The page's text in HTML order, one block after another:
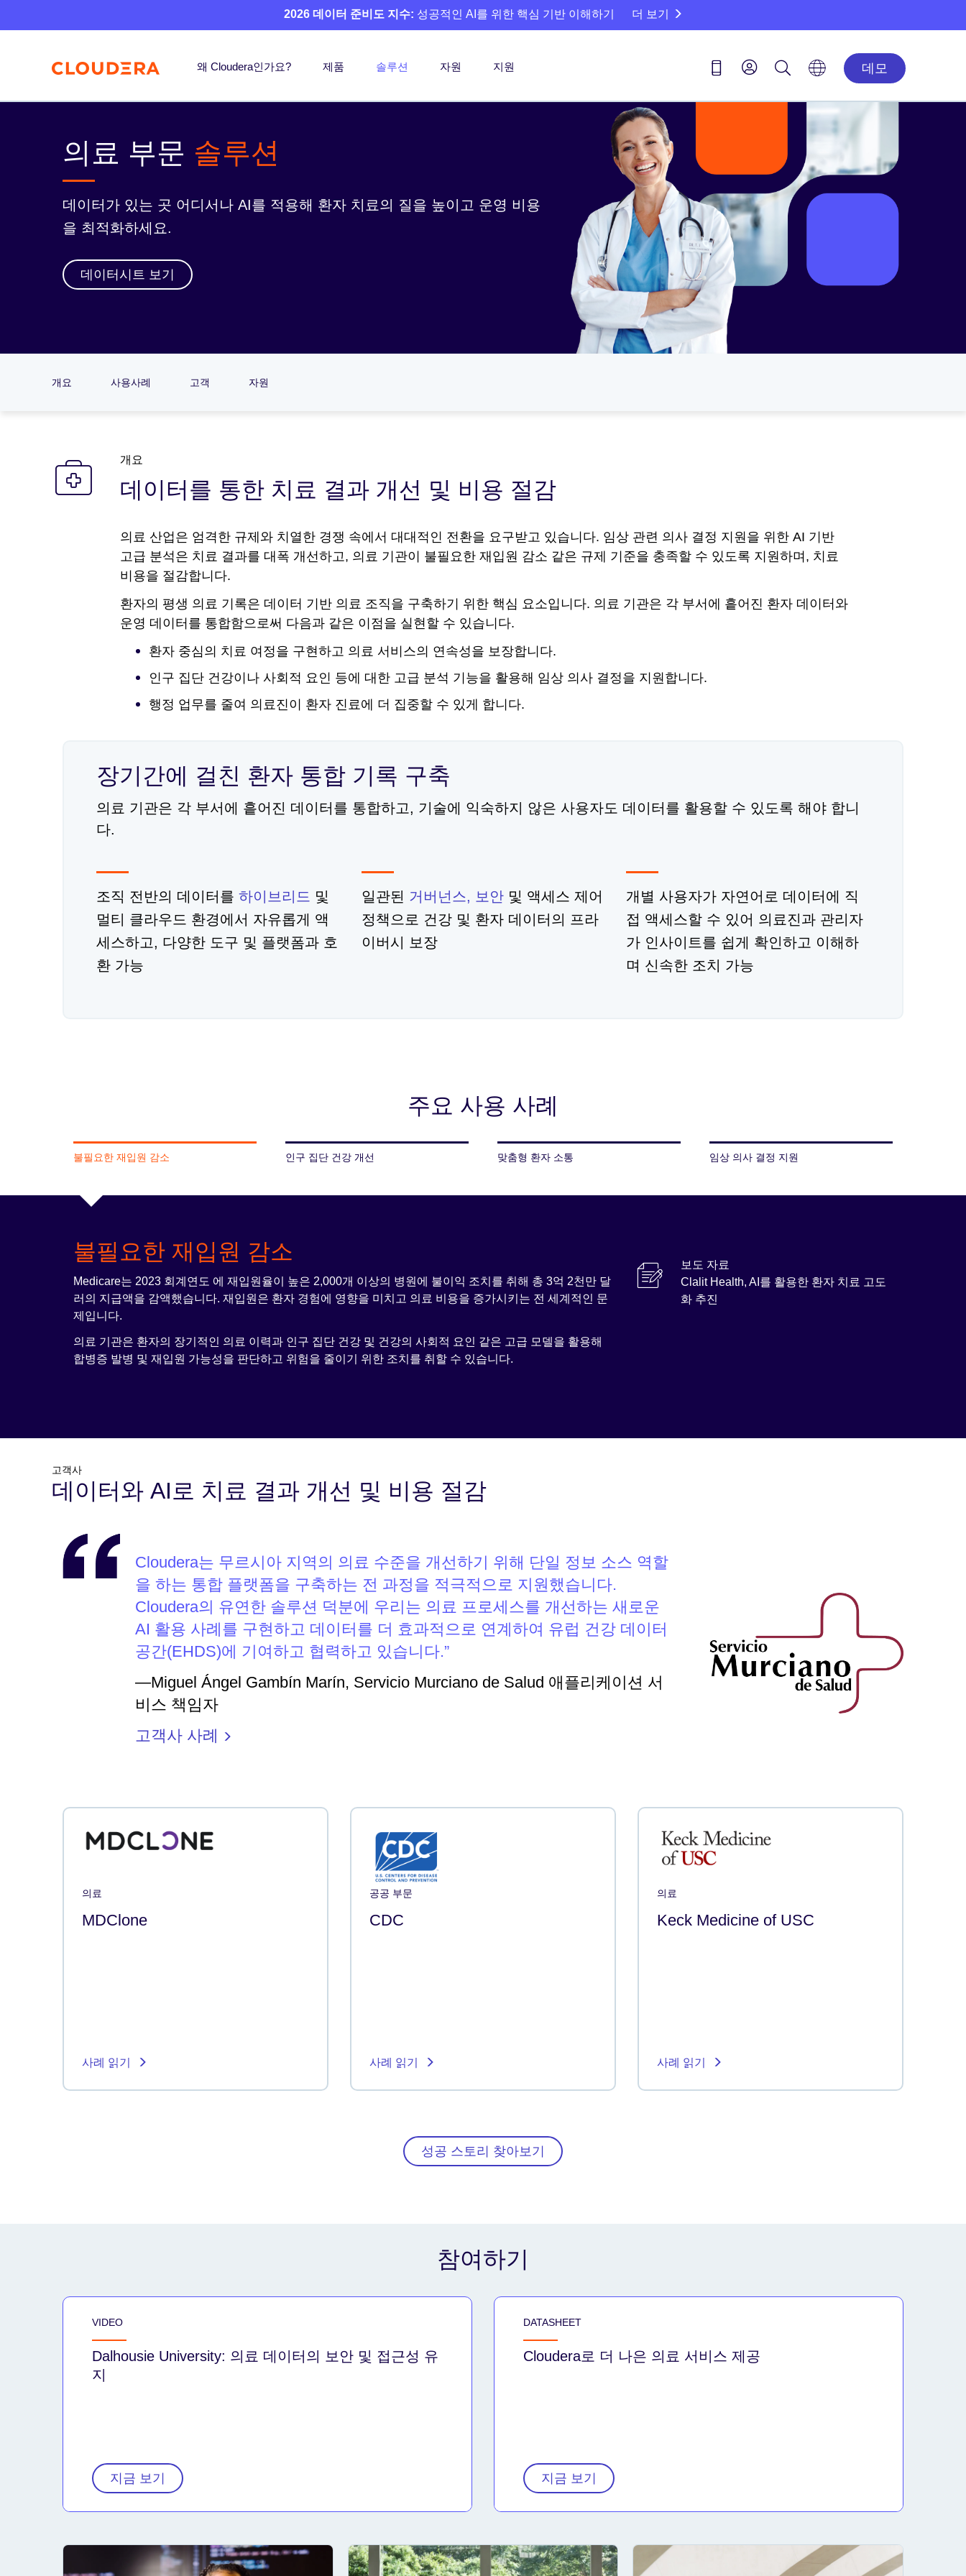
2026 데이터 준비도 지수: 성공적인 AI를 위한 핵심 기반 이해하기 더 보기
왜 Cloudera인가요? 제품 솔루션 자원 지원 데모
의료 부문 솔루션
데이터가 있는 곳 어디서나 AI를 적용해 환자 치료의 질을 높이고 운영 비용
을 최적화하세요.
데이터시트 보기
개요 사용사례 고객 자원
개요
데이터를 통한 치료 결과 개선 및 비용 절감
의료 산업은 엄격한 규제와 치열한 경쟁 속에서 대대적인 전환을 요구받고 있습니다. 임상 관련 의사 결정 지원을 위한 AI 기반
고급 분석은 치료 결과를 대폭 개선하고, 의료 기관이 불필요한 재입원 감소 같은 규제 기준을 충족할 수 있도록 지원하며, 치료
비용을 절감합니다.
환자의 평생 의료 기록은 데이터 기반 의료 조직을 구축하기 위한 핵심 요소입니다. 의료 기관은 각 부서에 흩어진 환자 데이터와
운영 데이터를 통합함으로써 다음과 같은 이점을 실현할 수 있습니다.
환자 중심의 치료 여정을 구현하고 의료 서비스의 연속성을 보장합니다.
인구 집단 건강이나 사회적 요인 등에 대한 고급 분석 기능을 활용해 임상 의사 결정을 지원합니다.
행정 업무를 줄여 의료진이 환자 진료에 더 집중할 수 있게 합니다.
장기간에 걸친 환자 통합 기록 구축
의료 기관은 각 부서에 흩어진 데이터를 통합하고, 기술에 익숙하지 않은 사용자도 데이터를 활용할 수 있도록 해야 합니
다.
조직 전반의 데이터를 하이브리드 및
멀티 클라우드 환경에서 자유롭게 액
세스하고, 다양한 도구 및 플랫폼과 호
환 가능
일관된 거버넌스, 보안및 액세스 제어
정책으로 건강 및 환자 데이터의 프라
이버시 보장
개별 사용자가 자연어로 데이터에 직
접 액세스할 수 있어 의료진과 관리자
가 인사이트를 쉽게 확인하고 이해하
며 신속한 조치 가능
주요 사용 사례
불필요한 재입원 감소 인구 집단 건강 개선 맞춤형 환자 소통 임상 의사 결정 지원
불필요한 재입원 감소
Medicare는 2023 회계연도 에 재입원율이 높은 2,000개 이상의 병원에 불이익 조치를 취해 총 3억 2천만 달
러의 지급액을 감액했습니다. 재입원은 환자 경험에 영향을 미치고 의료 비용을 증가시키는 전 세계적인 문
제입니다.
의료 기관은 환자의 장기적인 의료 이력과 인구 집단 건강 및 건강의 사회적 요인 같은 고급 모델을 활용해
합병증 발병 및 재입원 가능성을 판단하고 위험을 줄이기 위한 조치를 취할 수 있습니다.
보도 자료
Clalit Health, AI를 활용한 환자 치료 고도
화 추진
고객사
데이터와 AI로 치료 결과 개선 및 비용 절감
Cloudera는 무르시아 지역의 의료 수준을 개선하기 위해 단일 정보 소스 역할
을 하는 통합 플랫폼을 구축하는 전 과정을 적극적으로 지원했습니다.
Cloudera의 유연한 솔루션 덕분에 우리는 의료 프로세스를 개선하는 새로운
AI 활용 사례를 구현하고 데이터를 더 효과적으로 연계하여 유럽 건강 데이터
공간(EHDS)에 기여하고 협력하고 있습니다.
—Miguel Ángel Gambín Marín, Servicio Murciano de Salud 애플리케이션 서
비스 책임자
고객사 사례
의료
MDClone
사례 읽기
공공 부문
CDC
사례 읽기
의료
Keck Medicine of USC
사례 읽기
성공 스토리 찾아보기
참여하기
VIDEO
Dalhousie University: 의료 데이터의 보안 및 접근성 유
지
지금 보기
DATASHEET
Cloudera로 더 나은 의료 서비스 제공
지금 보기